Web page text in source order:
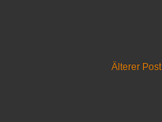
Älterer Post